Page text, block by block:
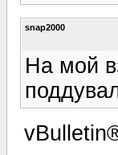
snap2000
На мой